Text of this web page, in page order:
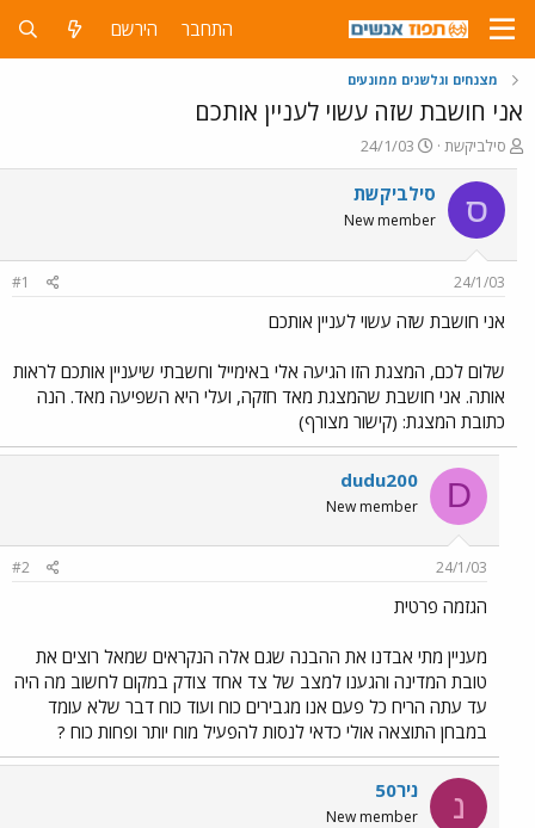
התחבר הירשם
מצנחים וגלשנים ממונעים
אני חושבת שזה עשוי לעניין אותכם
פ
ו
ת
ח
ה
ש
א
סילביקשת
פ
ו
ר
ס
ם
ר
24/1/03
ס סילביקשת
New member
24/1/03
#1
אני חושבת שזה עשוי לעניין אותכם
שלום לכם, המצגת הזו הגיעה אלי באימייל וחשבתי שיעניין אותכם לראות
אותה. אני חושבת שהמצגת מאד חזקה, ועלי היא השפיעה מאד. הנה
כתובת המצגת: (קישור מצורף)
D
dudu200
New member
24/1/03
#2
הגזמה פרטית
מעניין מתי אבדנו את ההבנה שגם אלה הנקראים שמאל רוצים את
טובת המדינה והגענו למצב של צד אחד צודק במקום לחשוב מה היה
עד עתה הריח כל פעם אנו מגבירים כוח ועוד כוח דבר שלא עומד
במבחן התוצאה אולי כדאי לנסות להפעיל מוח יותר ופחות כוח ?
נ ניר50
New member